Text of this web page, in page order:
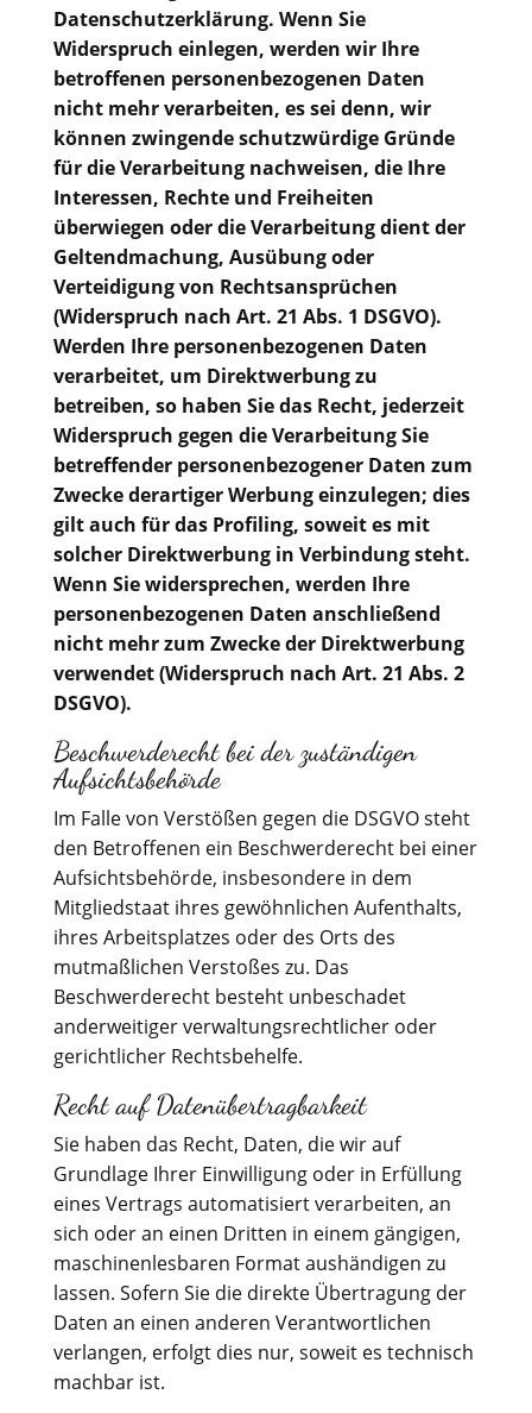
Datenschutzerklärung. Wenn Sie
Widerspruch einlegen, werden wir Ihre
betroffenen personenbezogenen Daten
nicht mehr verarbeiten, es sei denn, wir
können zwingende schutzwürdige Gründe
für die Verarbeitung nachweisen, die Ihre
Interessen, Rechte und Freiheiten
überwiegen oder die Verarbeitung dient der
Geltendmachung, Ausübung oder
Verteidigung von Rechtsansprüchen
(Widerspruch nach Art. 21 Abs. 1 DSGVO).
Werden Ihre personenbezogenen Daten
verarbeitet, um Direktwerbung zu
betreiben, so haben Sie das Recht, jederzeit
Widerspruch gegen die Verarbeitung Sie
betreffender personenbezogener Daten zum
Zwecke derartiger Werbung einzulegen; dies
gilt auch für das Profiling, soweit es mit
solcher Direktwerbung in Verbindung steht.
Wenn Sie widersprechen, werden Ihre
personenbezogenen Daten anschließend
nicht mehr zum Zwecke der Direktwerbung
verwendet (Widerspruch nach Art. 21 Abs. 2
DSGVO).
Beschwerderecht bei der zuständigen
Aufsichtsbehörde
Im Falle von Verstößen gegen die DSGVO steht
den Betroffenen ein Beschwerderecht bei einer
Aufsichtsbehörde, insbesondere in dem
Mitgliedstaat ihres gewöhnlichen Aufenthalts,
ihres Arbeitsplatzes oder des Orts des
mutmaßlichen Verstoßes zu. Das
Beschwerderecht besteht unbeschadet
anderweitiger verwaltungsrechtlicher oder
gerichtlicher Rechtsbehelfe.
Recht auf Datenübertragbarkeit
Sie haben das Recht, Daten, die wir auf
Grundlage Ihrer Einwilligung oder in Erfüllung
eines Vertrags automatisiert verarbeiten, an
sich oder an einen Dritten in einem gängigen,
maschinenlesbaren Format aushändigen zu
lassen. Sofern Sie die direkte Übertragung der
Daten an einen anderen Verantwortlichen
verlangen, erfolgt dies nur, soweit es technisch
machbar ist.